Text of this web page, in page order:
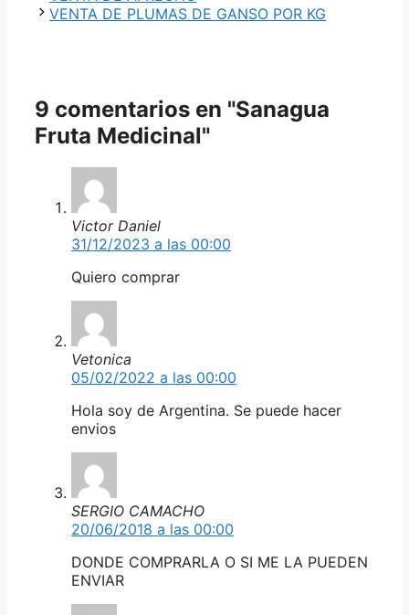
VENTA DE PLUMAS DE GANSO POR KG
9 comentarios en "Sanagua
Fruta Medicinal"
Victor Daniel
31/12/2023 a las 00:00
Quiero comprar
Vetonica
05/02/2022 a las 00:00
Hola soy de Argentina. Se puede hacer
envios
SERGIO CAMACHO
20/06/2018 a las 00:00
DONDE COMPRARLA O SI ME LA PUEDEN
ENVIAR